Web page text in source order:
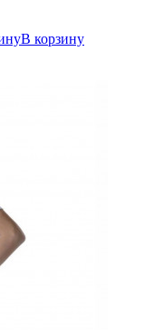
В корзину